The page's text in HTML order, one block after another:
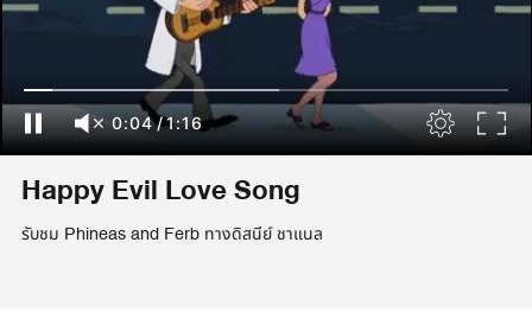
0:04/1:16
Happy Evil Love Song
รับชม Phineas and Ferb ทางดิสนีย์ ชาแนล